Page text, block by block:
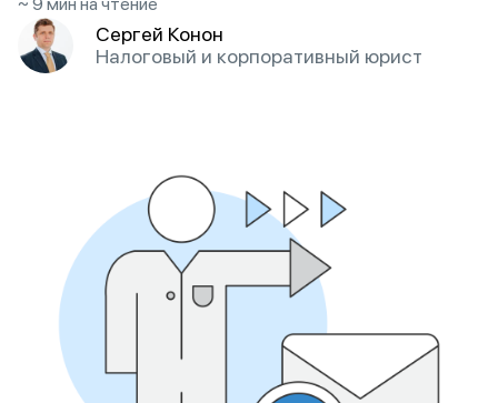
Сергей Конон
Налоговый и корпоративный юрист